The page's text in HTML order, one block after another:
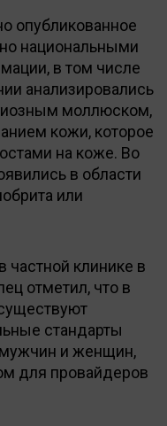
опубликованное
национальными
в том числе
анализировались
моллюском,
кожи, которое
на коже. Во
в области
или
частной клинике в
отметил, что в
стандарты
и женщин,
для провайдеров